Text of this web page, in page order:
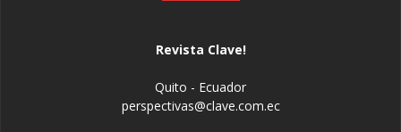
Revista Clave!
Quito - Ecuador
perspectivas@clave.com.ec